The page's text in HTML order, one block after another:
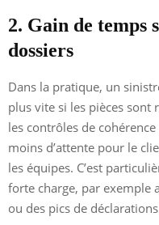
2. Gain de temps
dossiers
Dans la pratique, un
plus vite si les pièces sont
les contrôles de
moins d’attente pour le
les équipes. C’est
forte charge, par exemple
ou des pics de